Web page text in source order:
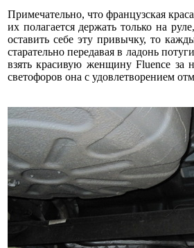
Примечательно, что французская
их полагается держать только на
оставить себе эту привычку, то
старательно передавая в ладонь
взять красивую женщину Fluence за
светофоров она с удовлетворением